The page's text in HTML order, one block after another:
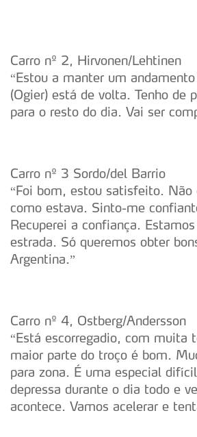
Carro nº 2, Hirvonen/Lehtinen
“Estou a manter um
(Ogier) está de volta. Tenho de
para o resto do dia. Vai ser
Carro nº 3 Sordo/del Barrio
“Foi bom, estou satisfeito. Não
como estava. Sinto-me
Recuperei a confiança.
estrada. Só queremos obter
Argentina.”
Carro nº 4, Ostberg/Andersson
“Está escorregadio, com muita
maior parte do troço é bom.
para zona. É uma especial
depressa durante o dia todo e
acontece. Vamos acelerar e